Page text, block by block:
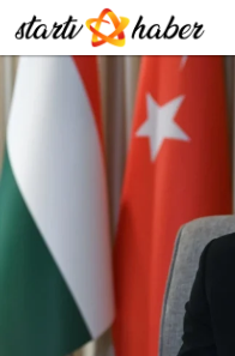
bir BM Genel Kurulu gibi